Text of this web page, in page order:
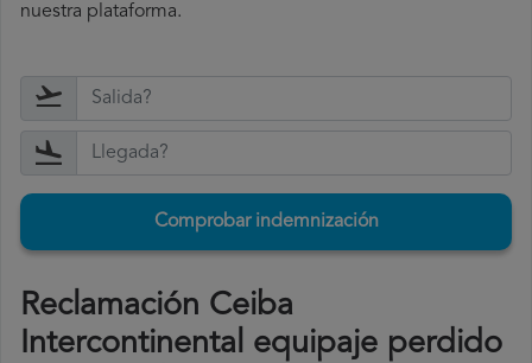
nuestra plataforma.
Comprobar indemnización
Reclamación Ceiba
Intercontinental equipaje perdido